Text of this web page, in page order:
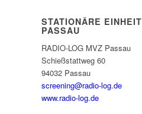
STATIONÄRE EINHEIT
PASSAU
RADIO-LOG MVZ Passau
Schießstattweg 60
94032 Passau
screening@radio-log.de
www.radio-log.de